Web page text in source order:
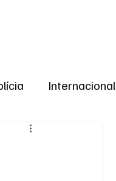
Internacional
Região Metropolitana